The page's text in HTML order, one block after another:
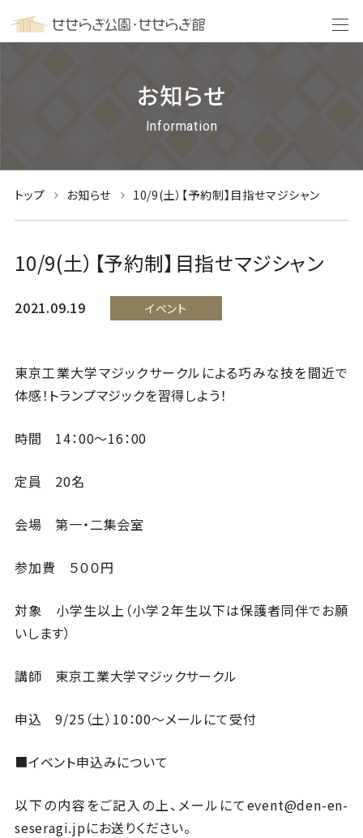
お知らせ
Information
トップ お知らせ 10/9(土）【予約制】目指せマジシャン
10/9(土）【予約制】目指せマジシャン
2021.09.19 イベント
東京工業大学マジックサークルによる巧みな技を間近で
体感！トランプマジックを習得しよう！
時間 14：00～16：00
定員 20名
会場 第一・二集会室
参加費 ５００円
対象 小学生以上（小学２年生以下は保護者同伴でお願
いします）
講師 東京工業大学マジックサークル
申込 9/25（土）10：00～メールにて受付
■イベント申込みについて
以下の内容をご記入の上、メールにてevent@den-en-
seseragi.jpにお送りください。